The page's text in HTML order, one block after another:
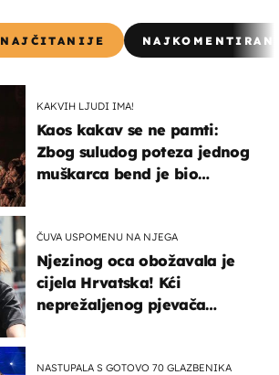
NAJČITANIJE
KAKVIH LJUDI IMA!
Kaos kakav se ne pamti:
Zbog suludog poteza jednog
muškarca bend je bio
ČUVA USPOMENU NA NJEGA
Njezinog oca obožavala je
cijela Hrvatska! Kći
neprežaljenog pjevača
NASTUPALA S GOTOVO 70 GLAZBENIKA